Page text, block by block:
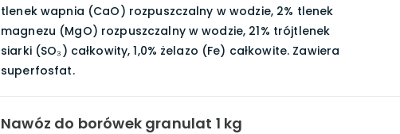
tlenek wapnia (CaO) rozpuszczalny w wodzie, 2% tlenek
magnezu (MgO) rozpuszczalny w wodzie, 21% trójtlenek
siarki (SO₃) całkowity, 1,0% żelazo (Fe) całkowite. Zawiera
superfosfat.
Nawóz do borówek granulat 1 kg